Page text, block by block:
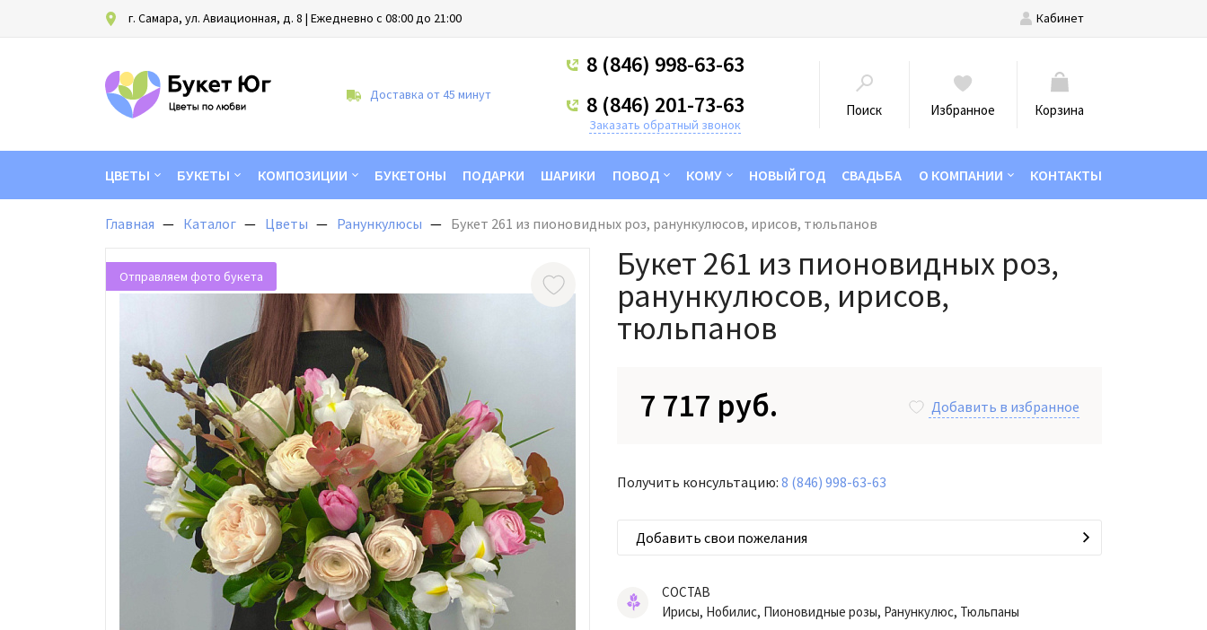
г. Самара, ул. Авиационная, д. 8 | Ежедневно с 08:00 до 21:00 Кабинет
Доставка от 45 минут
8 (846) 998-63-63
8 (846) 201-73-63
Заказать обратный звонок
Поиск Избранное Корзина
ЦВЕТЫ БУКЕТЫ КОМПОЗИЦИИ БУКЕТОНЫ ПОДАРКИ ШАРИКИ ПОВОД КОМУ НОВЫЙ ГОД СВАДЬБА О КОМПАНИИ КОНТАКТЫ
Главная Каталог Цветы Ранункулюсы Букет 261 из пионовидных роз, ранункулюсов, ирисов, тюльпанов
Отправляем фото букета
Букет 261 из пионовидных роз,
ранункулюсов, ирисов,
тюльпанов
7 717 руб.
Добавить в избранное
Получить консультацию: 8 (846) 998-63-63
Добавить свои пожелания
СОСТАВ
Ирисы, Нобилис, Пионовидные розы, Ранункулюс, Тюльпаны